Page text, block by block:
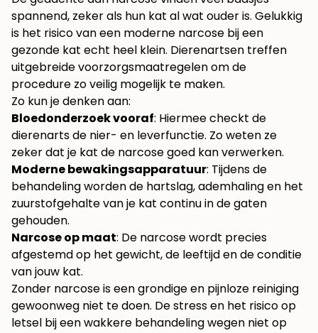
spannend, zeker als hun kat al wat ouder is. Gelukkig
is het risico van een moderne narcose bij een
gezonde kat echt heel klein. Dierenartsen treffen
uitgebreide voorzorgsmaatregelen om de
procedure zo veilig mogelijk te maken.
Zo kun je denken aan:
Bloedonderzoek vooraf: Hiermee checkt de
dierenarts de nier- en leverfunctie. Zo weten ze
zeker dat je kat de narcose goed kan verwerken.
Moderne bewakingsapparatuur: Tijdens de
behandeling worden de hartslag, ademhaling en het
zuurstofgehalte van je kat continu in de gaten
gehouden.
Narcose op maat: De narcose wordt precies
afgestemd op het gewicht, de leeftijd en de conditie
van jouw kat.
Zonder narcose is een grondige en pijnloze reiniging
gewoonweg niet te doen. De stress en het risico op
letsel bij een wakkere behandeling wegen niet op